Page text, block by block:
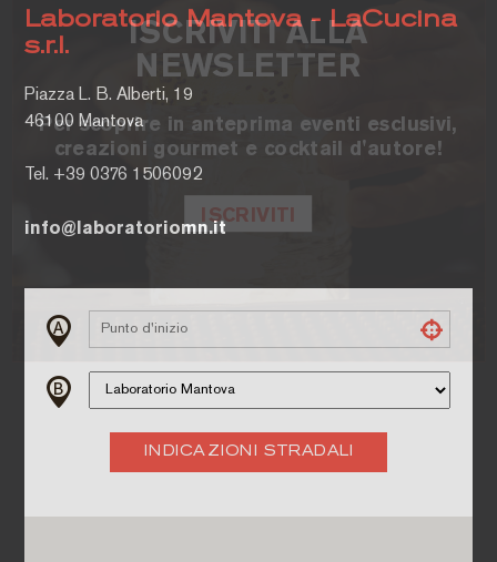
NEWSLETTER
LAVORA CON NOI
Laboratorio Mantova - LaCucina
s.r.l.
Piazza L. B. Alberti, 19
46100 Mantova
Tel. +39 0376 1506092
info@laboratoriomn.it
INDICAZIONI STRADALI
ISCRIVITI ALLA
NEWSLETTER
Per scoprire in anteprima eventi esclusivi,
creazioni gourmet e cocktail d'autore!
ISCRIVITI